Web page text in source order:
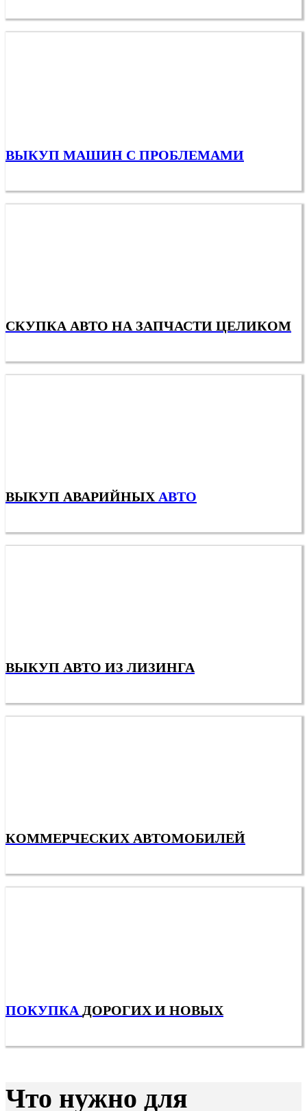
ВЫКУП МАШИН С ПРОБЛЕМАМИ
СКУПКА АВТО НА ЗАПЧАСТИ ЦЕЛИКОМ
ВЫКУП АВАРИЙНЫХ АВТО
ВЫКУП АВТО ИЗ ЛИЗИНГА
КОММЕРЧЕСКИХ АВТОМОБИЛЕЙ
ПОКУПКА ДОРОГИХ И НОВЫХ
Что нужно для